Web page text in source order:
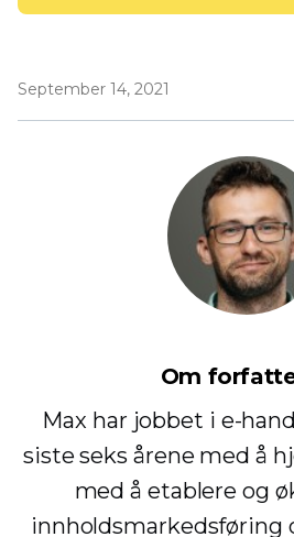
September 14, 2021
Om
Max har jobbet i e-
siste seks årene med å
med å etablere og
innholdsmarkedsføring